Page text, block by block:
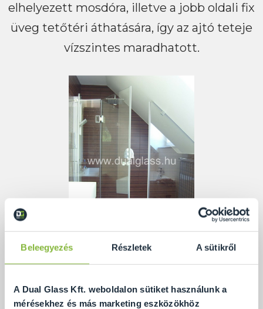
Beleegyezés Részletek A sütikről
A Dual Glass Kft. weboldalon sütiket használunk a
mérésekhez és más marketing eszközökhöz
elhelyezett mosdóra, illetve a jobb oldali fix
üveg tetőtéri áthatására, így az ajtó teteje
vízszintes maradhatott.
kellett lennünk a bal oldalon elhelyezett mosdóra,
illetve a jobb oldali fix üveg tetőtéri áthatására, így az